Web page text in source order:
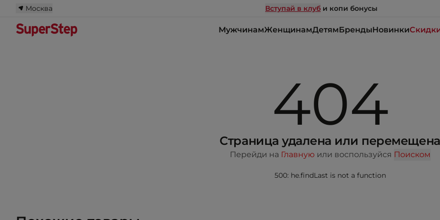
Москва Вступай в клуб и копи бонусы
МужчинамЖенщинамДетямБрендыНовинки
404
Страница удалена или перемещена
Перейди на Главную или воспользуйся Поиском
500: he.findLast is not a function